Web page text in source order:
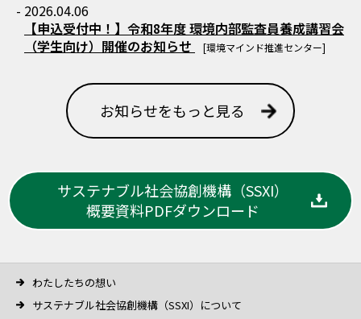
- 2026.04.06
【申込受付中！】令和8年度 環境内部監査員養成講習会
（学生向け）開催のお知らせ
[環境マインド推進センター]
お知らせをもっと見る
サステナブル社会協創機構（SSXI）
概要資料PDFダウンロード
わたしたちの想い
サステナブル社会協創機構（SSXI）について